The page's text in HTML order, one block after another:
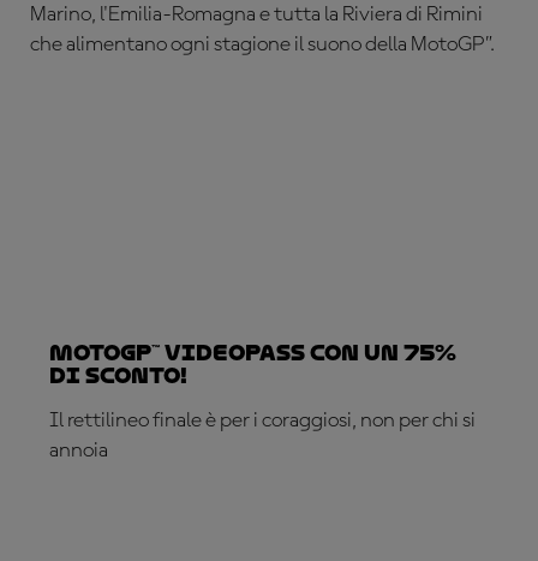
Marino, l'Emilia-Romagna e tutta la Riviera di Rimini
che alimentano ogni stagione il suono della MotoGP”.
MotoGP™ VideoPass con un 75%
di sconto!
Il rettilineo finale è per i coraggiosi, non per chi si
annoia